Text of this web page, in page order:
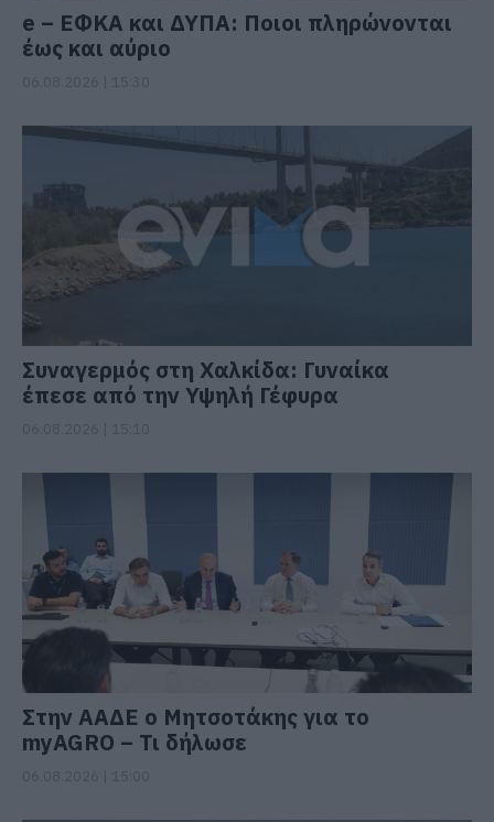
e – ΕΦΚΑ και ΔΥΠΑ: Ποιοι πληρώνονται
έως και αύριο
Συναγερμός στη Χαλκίδα: Γυναίκα
έπεσε από την Υψηλή Γέφυρα
Στην ΑΑΔΕ ο Μητσοτάκης για το
myAGRO – Τι δήλωσε